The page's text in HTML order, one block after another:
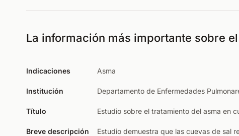
La información más importante sobre
Indicaciones Asma
Institución Departamento de Enfermedades
Título Estudio sobre el tratamiento del asma en
Breve descripción Estudio demuestra que las cuevas de sal